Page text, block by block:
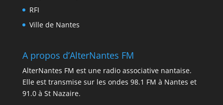
RFI
Ville de Nantes
A propos d’AlterNantes FM
AlterNantes FM est une radio associative nantaise.
Elle est transmise sur les ondes 98.1 FM à Nantes et
91.0 à St Nazaire.